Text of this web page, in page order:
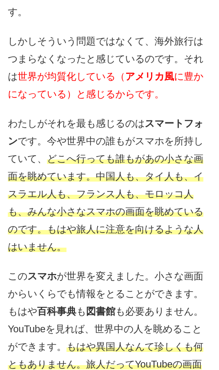
す。
しかしそういう問題ではなくて、海外旅行は
つまらなくなったと感じているのです。それ
は世界が均質化している（ アメリカ風に豊か
になっている）と感じるからです。
わたしがそれを最も感じるのはスマートフォ
ンです。今や世界中の誰もがスマホを所持し
ていて、 どこへ行っても誰もがあの小さな画
面を眺めています。中国人も、タイ人も、イ
スラエル人も、フランス人も、モロッコ人
も、みんな小さなスマホの画面を眺めている
のです。もはや旅人に注意を向けるような人
はいません。
このスマホが世界を変えました。小さな画面
からいくらでも情報をとることができます。
もはや百科事典も 図書館も必要ありません。
YouTubeを見れば、世界中の人を眺めること
ができます。 もはや異国人なんて珍しくも何
ともありません。旅人だってYouTubeの画面